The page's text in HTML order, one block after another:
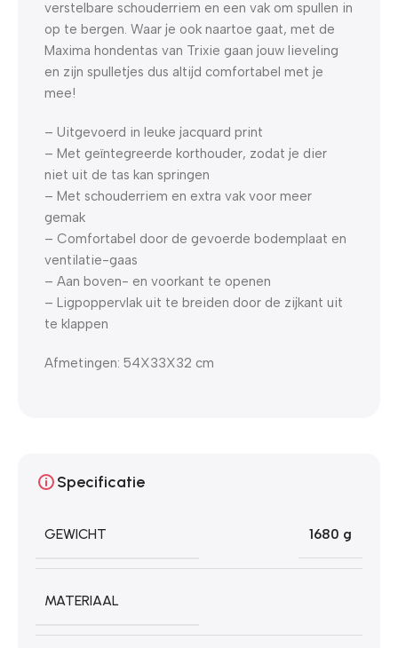
verstelbare schouderriem en een vak om spullen in
op te bergen. Waar je ook naartoe gaat, met de
Maxima hondentas van Trixie gaan jouw lieveling
en zijn spulletjes dus altijd comfortabel met je
mee!
– Uitgevoerd in leuke jacquard print
– Met geïntegreerde korthouder, zodat je dier
niet uit de tas kan springen
– Met schouderriem en extra vak voor meer
gemak
– Comfortabel door de gevoerde bodemplaat en
ventilatie-gaas
– Aan boven- en voorkant te openen
– Ligpoppervlak uit te breiden door de zijkant uit
te klappen
Afmetingen: 54X33X32 cm
Specificatie
GEWICHT 1680 g
MATERIAAL